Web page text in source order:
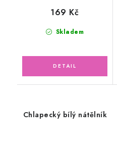
Skladem
169 Kč
Chlapecký bílý nátělník